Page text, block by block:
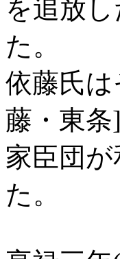
を追放
た。
依藤氏
藤・東
家臣団
た。